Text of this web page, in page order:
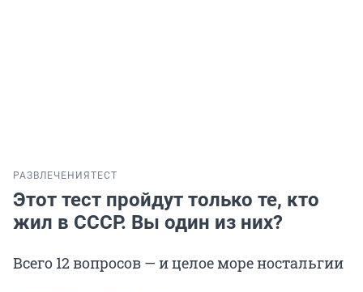
РАЗВЛЕЧЕНИЯ ТЕСТ
Этот тест пройдут только те, кто
жил в СССР. Вы один из них?
Всего 12 вопросов — и целое море ностальгии